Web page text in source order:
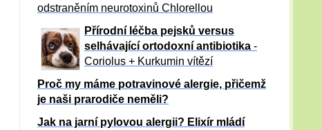
odstraněním neurotoxinů Chlorellou
Přírodní léčba pejsků versus
selhávající ortodoxní antibiotika -
Coriolus + Kurkumin vítězí
Proč my máme potravinové alergie, přičemž
je naši prarodiče neměli?
Jak na jarní pylovou alergii? Elixír mládí